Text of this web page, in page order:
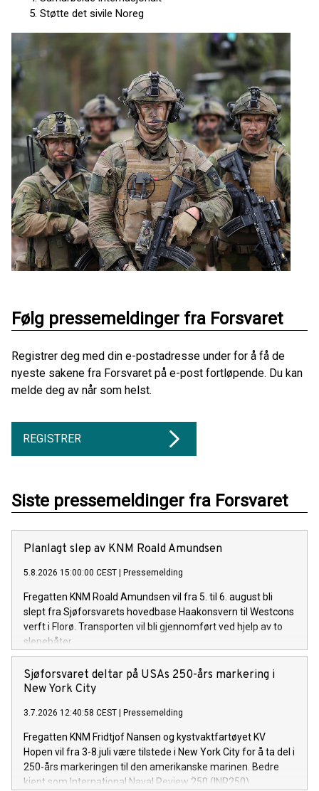
Støtte det sivile Noreg
Følg pressemeldinger fra Forsvaret
Registrer deg med din e-postadresse under for å få de
nyeste sakene fra Forsvaret på e-post fortløpende. Du kan
melde deg av når som helst.
REGISTRER
Siste pressemeldinger fra Forsvaret
Planlagt slep av KNM Roald Amundsen
5.8.2026 15:00:00 CEST Pressemelding
Fregatten KNM Roald Amundsen vil fra 5. til 6. august bli
slept fra Sjøforsvarets hovedbase Haakonsvern til Westcons
verft i Florø. Transporten vil bli gjennomført ved hjelp av to
slepebåter.
Sjøforsvaret deltar på USAs 250-års markering i
New York City
3.7.2026 12:40:58 CEST Pressemelding
Fregatten KNM Fridtjof Nansen og kystvaktfartøyet KV
Hopen vil fra 3-8.juli være tilstede i New York City for å ta del i
250-års markeringen til den amerikanske marinen. Bedre
kjent som International Naval Review 250 (INR250).